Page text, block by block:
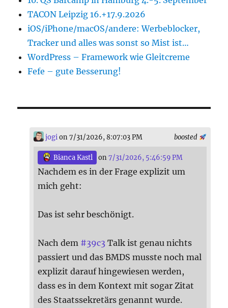
TACON Leipzig 16.+17.9.2026
iOS/iPhone/macOS/andere: Werbeblocker,
Tracker und alles was sonst so Mist ist…
WordPress – Framework wie Gleitcreme
Fefe – gute Besserung!
boosted
jogi on 7/31/2026, 8:07:03 PM
Bianca Kastl on7/31/2026, 5:46:59 PM
Nachdem es in der Frage explizit um
mich geht:
Das ist sehr beschönigt.
Nach dem #39c3 Talk ist genau nichts
passiert und das BMDS musste noch mal
explizit darauf hingewiesen werden,
dass es in dem Kontext mit sogar Zitat
des Staatssekretärs genannt wurde.